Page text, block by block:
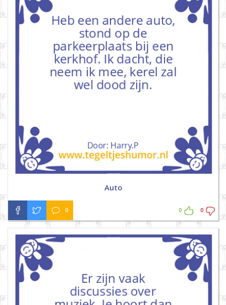
Auto
0 0 0